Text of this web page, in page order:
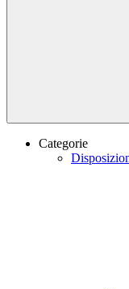
Categorie